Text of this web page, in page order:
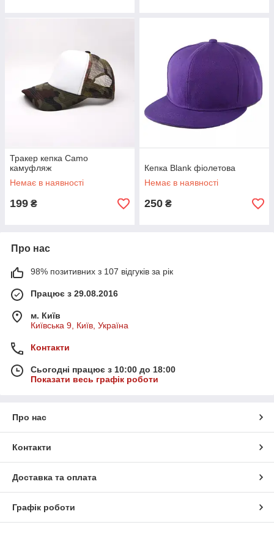
Тракер кепка Camo
камуфляж
Немає в наявності
199 ₴
Кепка Blank фіолетова
Немає в наявності
250 ₴
Про нас
98% позитивних з 107 відгуків за рік
Працює з 29.08.2016
м. Київ
Київська 9, Київ, Україна
Контакти
Сьогодні працює з 10:00 до 18:00
Показати весь графік роботи
Про нас
Контакти
Доставка та оплата
Графік роботи